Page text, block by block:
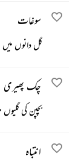
سوغات
گل دانوں
چک پھیری
بچپن کی
انتباہ